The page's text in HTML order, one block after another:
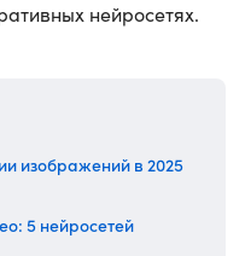
нейросетях.
изображений в 2025
5 нейросетей